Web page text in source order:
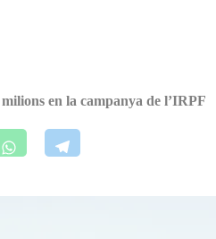
en la campanya de l’IRPF